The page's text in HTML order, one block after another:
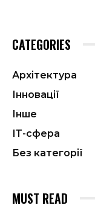
CATEGORIES
Архітектура
Інновації
Інше
ІТ-сфера
Без категорії
MUST READ